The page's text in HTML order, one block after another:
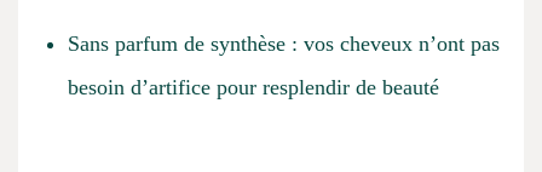
Sans parfum de synthèse : vos cheveux n’ont pas
besoin d’artifice pour resplendir de beauté